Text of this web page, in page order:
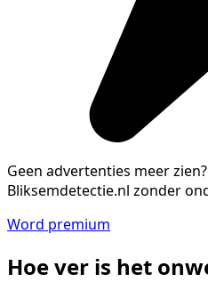
Geen advertenties meer zien?
Bliksemdetectie.nl zonder
Word premium
Hoe ver is het